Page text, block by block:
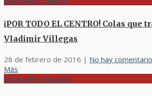
¡POR TODO EL CENTRO! Colas que
Vladimir Villegas
28 de febrero de 2016 | No hay
Más
Nacionales, Sucesos